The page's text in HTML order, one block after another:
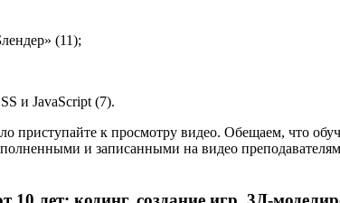
(11);
и JavaScript (7).
приступайте к просмотру видео. Обещаем, что
и записанными на видео